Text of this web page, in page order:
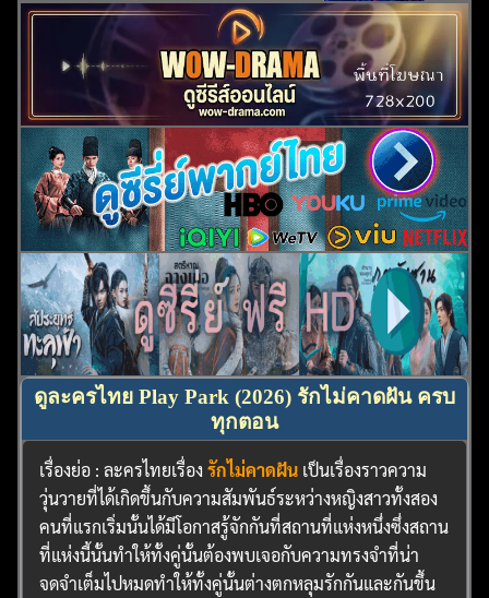
ดูละครไทย Play Park (2026) รักไม่คาดฝัน ครบ
ทุกตอน
เรื่องย่อ : ละครไทยเรื่องรักไม่คาดฝัน เป็นเรื่องราวความ
วุ่นวายที่ได้เกิดขึ้นกับความสัมพันธ์ระหว่างหญิงสาวทั้งสอง
คนที่แรกเริ่มนั้นได้มีโอกาสรู้จักกันที่สถานที่แห่งหนึ่งซึ่งสถาน
ที่แห่งนี้นั้นทำให้ทั้งคู่นั้นต้องพบเจอกับความทรงจำที่น่า
จดจำเต็มไปหมดทำให้ทั้งคู่นั้นต่างตกหลุมรักกันและกันขึ้น